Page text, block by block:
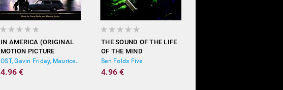
IN AMERICA (ORIGINAL
MOTION PICTURE
SOUNDTRACK)
OST, Gavin Friday, Maurice Seezer
4.96 €
THE SOUND OF THE LIFE
OF THE MIND
Ben Folds Five
4.96 €